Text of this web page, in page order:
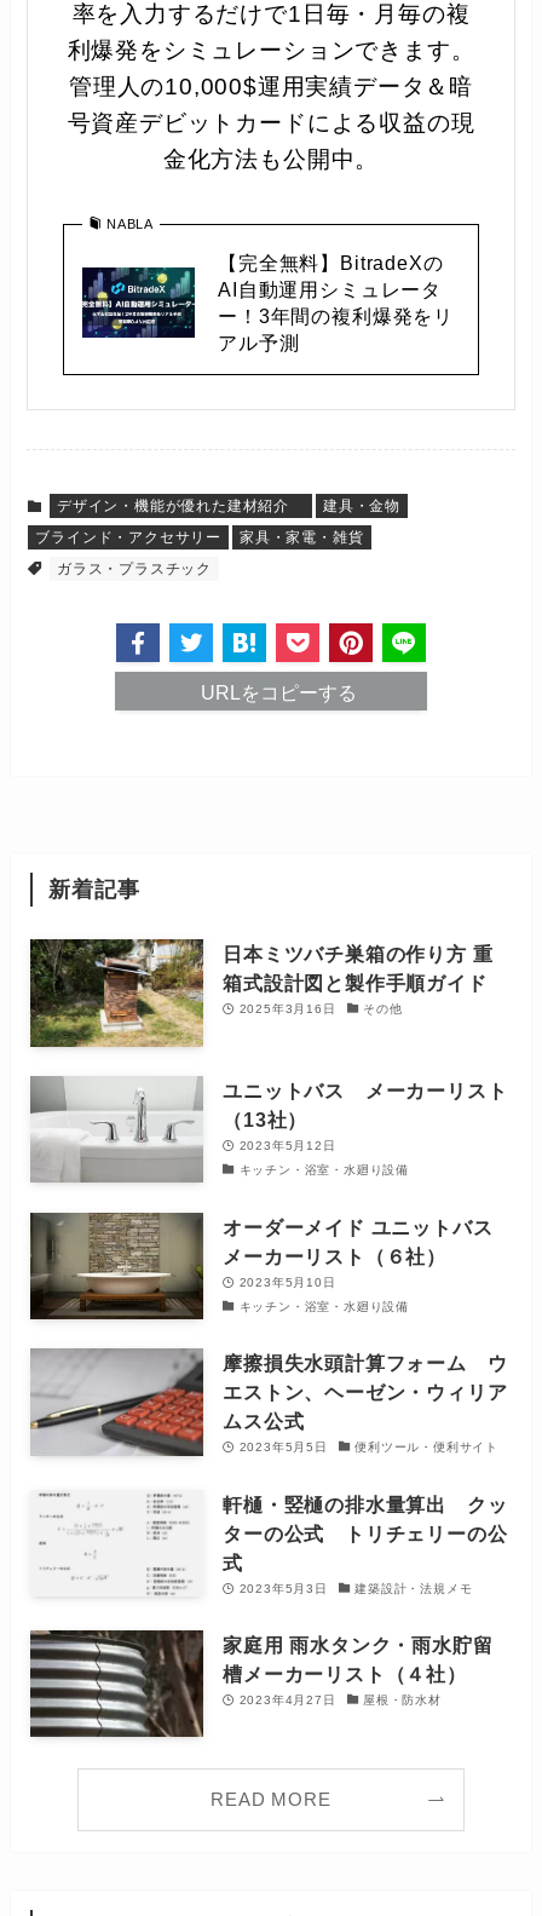
率を入力するだけで1日毎・月毎の複
利爆発をシミュレーションできます。
管理人の10,000$運用実績データ＆暗
号資産デビットカードによる収益の現
金化方法も公開中。
NABLA
【完全無料】BitradeXの
AI自動運用シミュレータ
ー！3年間の複利爆発をリ
アル予測
デザイン・機能が優れた建材紹介
建具・金物
ブラインド・アクセサリー
家具・家電・雑貨
ガラス・プラスチック
URLをコピーする
新着記事
日本ミツバチ巣箱の作り方 重
箱式設計図と製作手順ガイド
2025年3月16日 その他
ユニットバス メーカーリスト
（13社）
2023年5月12日
キッチン・浴室・水廻り設備
オーダーメイド ユニットバス
メーカーリスト（６社）
2023年5月10日
キッチン・浴室・水廻り設備
摩擦損失水頭計算フォーム ウ
エストン、ヘーゼン・ウィリア
ムス公式
2023年5月5日 便利ツール・便利サイト
軒樋・竪樋の排水量算出 クッ
ターの公式 トリチェリーの公
式
2023年5月3日 建築設計・法規メモ
家庭用 雨水タンク・雨水貯留
槽メーカーリスト（４社）
2023年4月27日 屋根・防水材
READ MORE